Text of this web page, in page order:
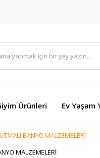
Ürünleri Ev Yaşam
BANYO MALZEMELERİ